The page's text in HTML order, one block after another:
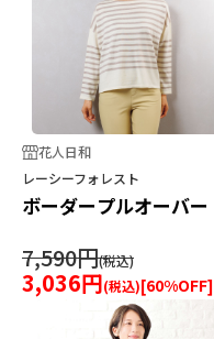
花人日和
レーシーフォレスト
ボーダープルオーバー
7,590円
3,036円 [60%OFF]